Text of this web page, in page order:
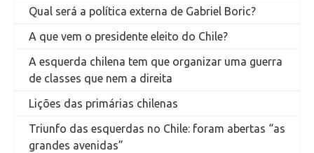
Qual será a política externa de Gabriel Boric?
A que vem o presidente eleito do Chile?
A esquerda chilena tem que organizar uma guerra
de classes que nem a direita
Lições das primárias chilenas
Triunfo das esquerdas no Chile: foram abertas “as
grandes avenidas”